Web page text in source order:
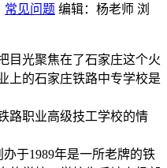
常见问题 编辑：杨老师 浏
目光聚焦在了石家庄这个火
上的石家庄铁路中专学校是
路职业高级技工学校的情
于1989年是一所老牌的铁